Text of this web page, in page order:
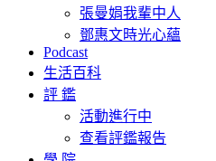
張曼娟我輩中人
鄧惠文時光心蘊
Podcast
生活百科
評 鑑
活動進行中
查看評鑑報告